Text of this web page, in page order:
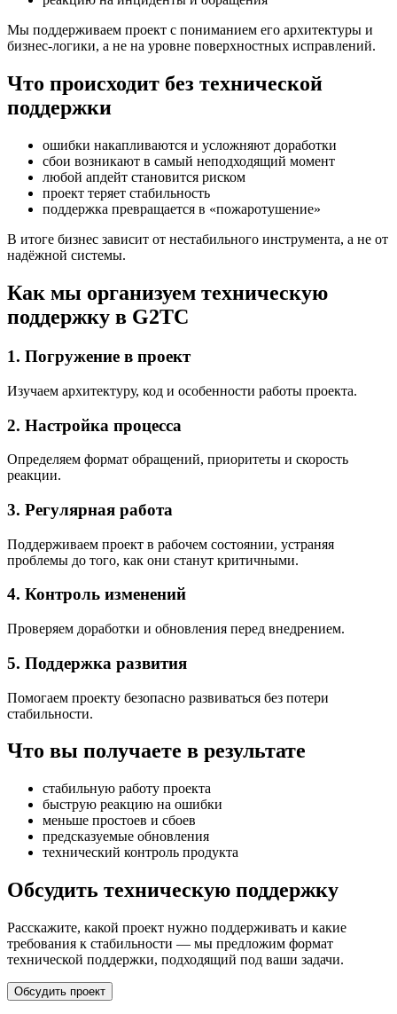
Мы поддерживаем проект с пониманием его архитектуры и
бизнес-логики, а не на уровне поверхностных исправлений.
Что происходит без технической
поддержки
ошибки накапливаются и усложняют доработки
сбои возникают в самый неподходящий момент
любой апдейт становится риском
проект теряет стабильность
поддержка превращается в «пожаротушение»
В итоге бизнес зависит от нестабильного инструмента, а не от
надёжной системы.
Как мы организуем техническую
поддержку в G2TC
1. Погружение в проект
Изучаем архитектуру, код и особенности работы проекта.
2. Настройка процесса
Определяем формат обращений, приоритеты и скорость
реакции.
3. Регулярная работа
Поддерживаем проект в рабочем состоянии, устраняя
проблемы до того, как они станут критичными.
4. Контроль изменений
Проверяем доработки и обновления перед внедрением.
5. Поддержка развития
Помогаем проекту безопасно развиваться без потери
стабильности.
Что вы получаете в результате
стабильную работу проекта
быструю реакцию на ошибки
меньше простоев и сбоев
предсказуемые обновления
технический контроль продукта
Обсудить техническую поддержку
Расскажите, какой проект нужно поддерживать и какие
требования к стабильности — мы предложим формат
технической поддержки, подходящий под ваши задачи.
Обсудить проект